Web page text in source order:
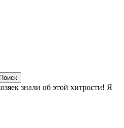
знали об этой хитрости! Я